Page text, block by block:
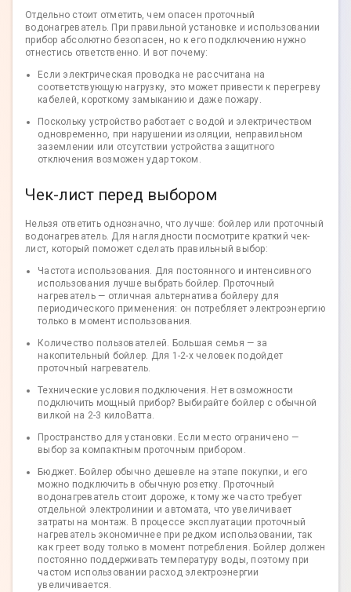
Отдельно стоит отметить, чем опасен проточный
водонагреватель. При правильной установке и использовании
прибор абсолютно безопасен, но к его подключению нужно
отнестись ответственно. И вот почему:
Если электрическая проводка не рассчитана на
соответствующую нагрузку, это может привести к перегреву
кабелей, короткому замыканию и даже пожару.
Поскольку устройство работает с водой и электричеством
одновременно, при нарушении изоляции, неправильном
заземлении или отсутствии устройства защитного
отключения возможен удар током.
Чек-лист перед выбором
Нельзя ответить однозначно, что лучше: бойлер или проточный
водонагреватель. Для наглядности посмотрите краткий чек-
лист, который поможет сделать правильный выбор:
Частота использования. Для постоянного и интенсивного
использования лучше выбрать бойлер. Проточный
нагреватель — отличная альтернатива бойлеру для
периодического применения: он потребляет электроэнергию
только в момент использования.
Количество пользователей. Большая семья — за
накопительный бойлер. Для 1-2-х человек подойдет
проточный нагреватель.
Технические условия подключения. Нет возможности
подключить мощный прибор? Выбирайте бойлер с обычной
вилкой на 2-3 килоВатта.
Пространство для установки. Если место ограничено —
выбор за компактным проточным прибором.
Бюджет. Бойлер обычно дешевле на этапе покупки, и его
можно подключить в обычную розетку. Проточный
водонагреватель стоит дороже, к тому же часто требует
отдельной электролинии и автомата, что увеличивает
затраты на монтаж. В процессе эксплуатации проточный
нагреватель экономичнее при редком использовании, так
как греет воду только в момент потребления. Бойлер должен
постоянно поддерживать температуру воды, поэтому при
частом использовании расход электроэнергии
увеличивается.